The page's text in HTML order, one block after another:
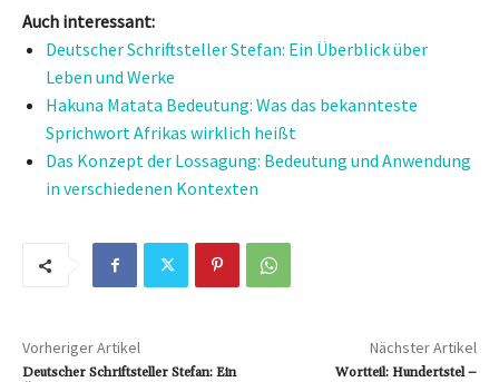
Auch interessant:
Deutscher Schriftsteller Stefan: Ein Überblick über
Leben und Werke
Hakuna Matata Bedeutung: Was das bekannteste
Sprichwort Afrikas wirklich heißt
Das Konzept der Lossagung: Bedeutung und Anwendung
in verschiedenen Kontexten
Vorheriger Artikel
Deutscher Schriftsteller Stefan: Ein
Nächster Artikel
Wortteil: Hundertstel –